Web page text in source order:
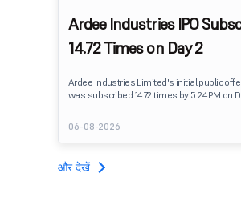
Ardee Industries IPO
14.72 Times on Day 2
Ardee Industries Limited's initial public
was subscribed 14.72 times by 5:24 PM on
82,78,20,099 shares against 5,62,46,366
available for subscription.
06-08-2026
और देखें